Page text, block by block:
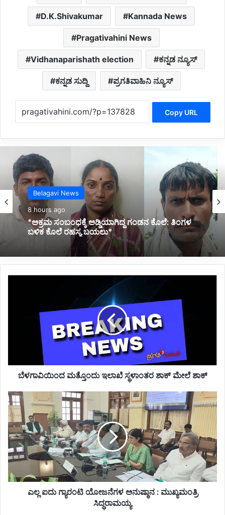
D.K.Shivakumar Kannada News
Pragativahini News
Vidhanaparishath election ಕನ್ನಡ ನ್ಯೂಸ್
ಕನ್ನಡ ಸುದ್ದಿ ಪ್ರಗತಿವಾಹಿನಿ ನ್ಯೂಸ್
Copy URL
Belagavi News
8 hours ago
*ನಿಂತಿದ್ದ ಟ್ರಕ್‌ಗೆ ಬೈಕ್ ಡಿಕ್ಕಿ; ಸವಾರ ಸಾವು*
ಬೆಳಗಾವಿಯಿಂದ ಮತ್ತೊಂದು ಇಲಾಖೆ ಸ್ಥಳಾಂತರ ಶಾಕ್ ಮೇಲೆ ಶಾಕ್
ಎಲ್ಲ
ಐದು
ಗ್ಯಾರಂಟಿ
ಯೋಜನೆಗಳ
ಅನುಷ್ಠಾನ
:
ಮುಖ್ಯಮಂತ್ರಿ
ಸಿದ್ಧರಾಮಯ್ಯ
ಎಲ್ಲ ಐದು ಗ್ಯಾರಂಟಿ ಯೋಜನೆಗಳ ಅನುಷ್ಠಾನ : ಮುಖ್ಯಮಂತ್ರಿ
ಸಿದ್ಧರಾಮಯ್ಯ